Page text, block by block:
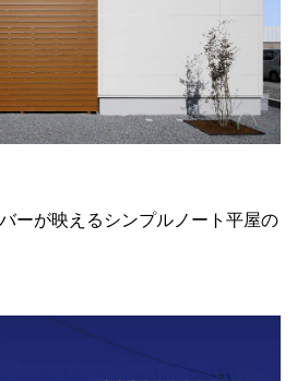
ラインナップ
PRODUCT LINEUP +
ーが映えるシンプルノート平屋の